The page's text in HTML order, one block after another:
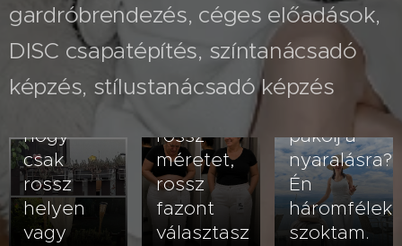
gardróbrendezés, céges előadások,
DISC csapatépítés, színtanácsadó
képzés, stílustanácsadó képzés
2026.08.03
Nem
veled van
hogy
csak
rossz
helyen
vagy
2026.07.26
A fehér
nadrág
kövérít –
rossz
méretet,
rossz
fazont
választasz
2026.07.23
Hogyan
pakolj a
nyaralásra?
Én
szoktam.